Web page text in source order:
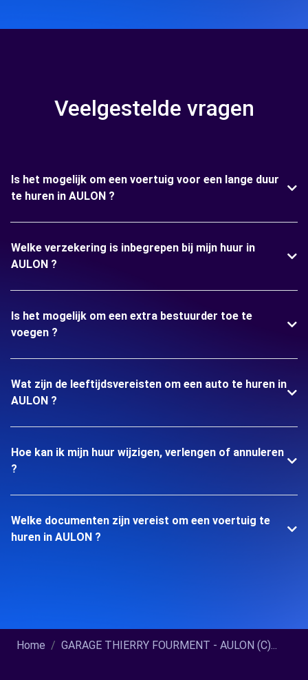
Veelgestelde vragen
Is het mogelijk om een voertuig voor een lange duur
te huren in AULON ?
Welke verzekering is inbegrepen bij mijn huur in
AULON ?
Is het mogelijk om een extra bestuurder toe te
voegen ?
Wat zijn de leeftijdsvereisten om een auto te huren in
AULON ?
Hoe kan ik mijn huur wijzigen, verlengen of annuleren
?
Welke documenten zijn vereist om een voertuig te
huren in AULON ?
Home GARAGE THIERRY FOURMENT - AULON (C)...